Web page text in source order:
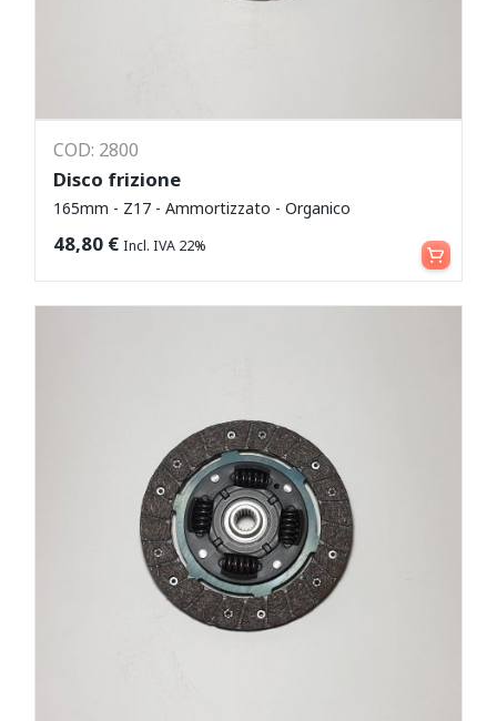
COD: 2800
Disco frizione
165mm - Z17 - Ammortizzato - Organico
48,80 € Incl. IVA 22% Aggiungi al carrello